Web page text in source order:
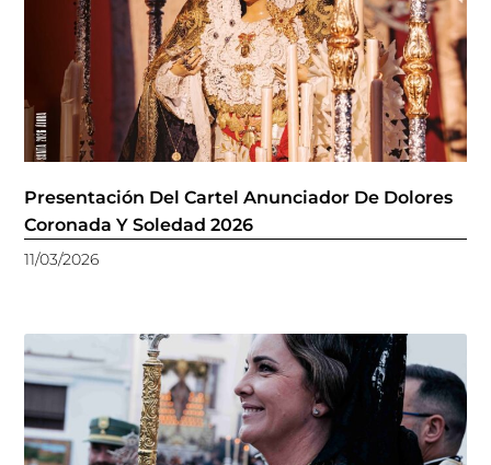
Presentación Del Cartel Anunciador De Dolores
Coronada Y Soledad 2026
11/03/2026